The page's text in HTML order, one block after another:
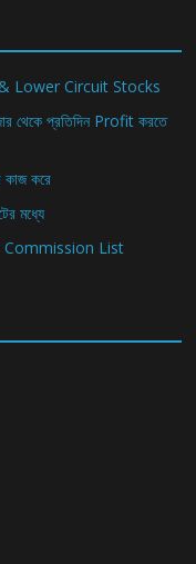
Lower Circuit Stocks
থেকে প্রতিদিন Profit করতে
করে
মধ্যে
Commission List